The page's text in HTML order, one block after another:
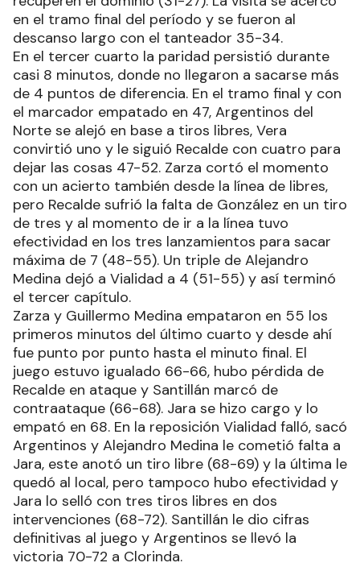
en el tramo final del período y se fueron al
descanso largo con el tanteador 35-34.
En el tercer cuarto la paridad persistió durante
casi 8 minutos, donde no llegaron a sacarse más
de 4 puntos de diferencia. En el tramo final y con
el marcador empatado en 47, Argentinos del
Norte se alejó en base a tiros libres, Vera
convirtió uno y le siguió Recalde con cuatro para
dejar las cosas 47-52. Zarza cortó el momento
con un acierto también desde la línea de libres,
pero Recalde sufrió la falta de González en un tiro
de tres y al momento de ir a la línea tuvo
efectividad en los tres lanzamientos para sacar
máxima de 7 (48-55). Un triple de Alejandro
Medina dejó a Vialidad a 4 (51-55) y así terminó
el tercer capítulo.
Zarza y Guillermo Medina empataron en 55 los
primeros minutos del último cuarto y desde ahí
fue punto por punto hasta el minuto final. El
juego estuvo igualado 66-66, hubo pérdida de
Recalde en ataque y Santillán marcó de
contraataque (66-68). Jara se hizo cargo y lo
empató en 68. En la reposición Vialidad falló, sacó
Argentinos y Alejandro Medina le cometió falta a
Jara, este anotó un tiro libre (68-69) y la última le
quedó al local, pero tampoco hubo efectividad y
Jara lo selló con tres tiros libres en dos
intervenciones (68-72). Santillán le dio cifras
definitivas al juego y Argentinos se llevó la
victoria 70-72 a Clorinda.